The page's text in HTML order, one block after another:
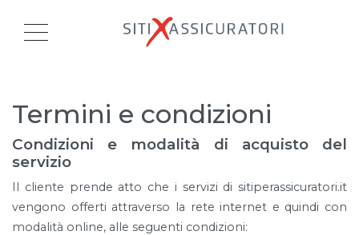
Termini e condizioni
Condizioni e modalità di acquisto del
servizio
Il cliente prende atto che i servizi di sitiperassicuratori.it
vengono offerti attraverso la rete internet e quindi con
modalità online, alle seguenti condizioni: